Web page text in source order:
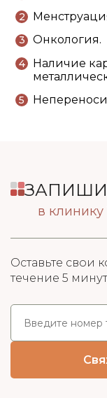
Онкология.
Наличие
в клинику
Оставьте свои
течение 5